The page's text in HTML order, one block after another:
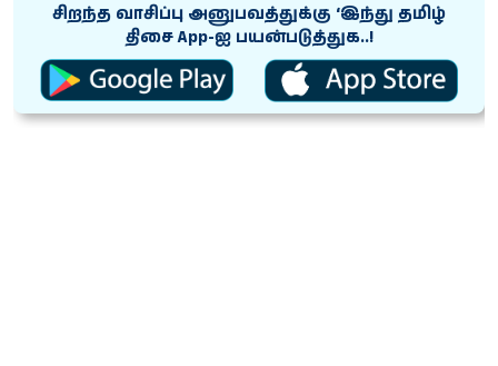
சிறந்த வாசிப்பு அனுபவத்துக்கு ‘இந்து தமிழ்
திசை App-ஐ பயன்படுத்துக..!